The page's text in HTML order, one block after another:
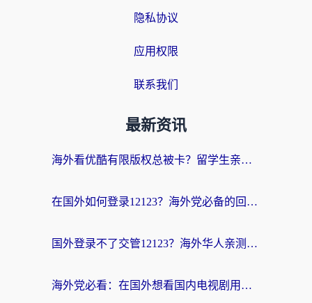
隐私协议
应用权限
联系我们
最新资讯
海外看优酷有限版权总被卡？留学生亲测有效的回国加速器选择指南
在国外如何登录12123？海外党必备的回国加速实用指南
国外登录不了交管12123？海外华人亲测有效的回国加速器选择指南
海外党必看：在国外想看国内电视剧用什么软件？3步解决地域限制